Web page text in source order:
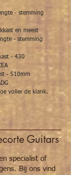
- stemming
en meest
- stemming
- 430
- 510mm
voller de klank.
Guitars
specialist of
Bij ons vind